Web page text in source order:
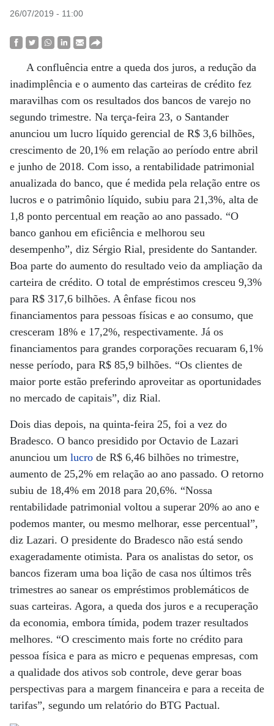
26/07/2019 - 11:00
A confluência entre a queda dos juros, a redução da
inadimplência e o aumento das carteiras de crédito fez
maravilhas com os resultados dos bancos de varejo no
segundo trimestre. Na terça-feira 23, o Santander
anunciou um lucro líquido gerencial de R$ 3,6 bilhões,
crescimento de 20,1% em relação ao período entre abril
e junho de 2018. Com isso, a rentabilidade patrimonial
anualizada do banco, que é medida pela relação entre os
lucros e o patrimônio líquido, subiu para 21,3%, alta de
1,8 ponto percentual em reação ao ano passado. “O
banco ganhou em eficiência e melhorou seu
desempenho”, diz Sérgio Rial, presidente do Santander.
Boa parte do aumento do resultado veio da ampliação da
carteira de crédito. O total de empréstimos cresceu 9,3%
para R$ 317,6 bilhões. A ênfase ficou nos
financiamentos para pessoas físicas e ao consumo, que
cresceram 18% e 17,2%, respectivamente. Já os
financiamentos para grandes corporações recuaram 6,1%
nesse período, para R$ 85,9 bilhões. “Os clientes de
maior porte estão preferindo aproveitar as oportunidades
no mercado de capitais”, diz Rial.
Dois dias depois, na quinta-feira 25, foi a vez do
Bradesco. O banco presidido por Octavio de Lazari
anunciou um lucro de R$ 6,46 bilhões no trimestre,
aumento de 25,2% em relação ao ano passado. O retorno
subiu de 18,4% em 2018 para 20,6%. “Nossa
rentabilidade patrimonial voltou a superar 20% ao ano e
podemos manter, ou mesmo melhorar, esse percentual”,
diz Lazari. O presidente do Bradesco não está sendo
exageradamente otimista. Para os analistas do setor, os
bancos fizeram uma boa lição de casa nos últimos três
trimestres ao sanear os empréstimos problemáticos de
suas carteiras. Agora, a queda dos juros e a recuperação
da economia, embora tímida, podem trazer resultados
melhores. “O crescimento mais forte no crédito para
pessoa física e para as micro e pequenas empresas, com
a qualidade dos ativos sob controle, deve gerar boas
perspectivas para a margem financeira e para a receita de
tarifas”, segundo um relatório do BTG Pactual.